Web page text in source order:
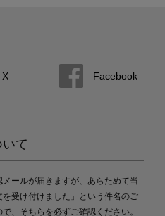
X Facebook
て
ールが届きますが、あらためて当
受け付けました」という件名のご
、そちらを必ずご確認ください。